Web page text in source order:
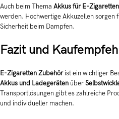
Auch beim Thema Akkus für E-Zigaretten
werden. Hochwertige Akkuzellen sorgen
Sicherheit beim Dampfen.
Fazit und
E-Zigaretten Zubehörist ein wichtiger
Akkus und Ladegeräten über
Transportlösungen gibt es zahlreiche
und individueller machen.